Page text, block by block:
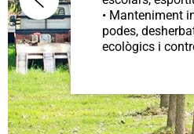
• Manteniment
podes,
ecològics i